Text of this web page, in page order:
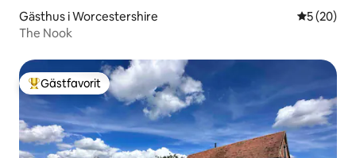
Gästhus i Worcestershire 5 av 5 i
5 (20)
The Nook
Populär gästfavorit
Gästfavorit